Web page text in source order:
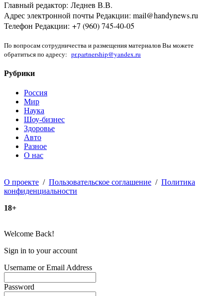
Главный редактор: Леднев В.В.
Адрес электронной почты Редакции: mail@handynews.ru
Телефон Редакции: +7 (960) 745-40-05
По вопросам сотрудничества и размещения материалов Вы можете
обратиться по адресу: pr.partnership@yandex.ru
Рубрики
Россия
Мир
Наука
Шоу-бизнес
Здоровье
Авто
Разное
О нас
О проекте / Пользовательское соглашение / Политика
конфиденциальности
18+
Welcome Back!
Sign in to your account
Username or Email Address
Password